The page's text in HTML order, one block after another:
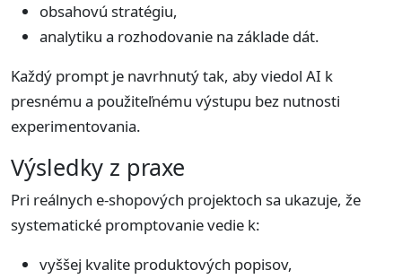
obsahovú stratégiu,
analytiku a rozhodovanie na základe dát.
Každý prompt je navrhnutý tak, aby viedol AI k
presnému a použiteľnému výstupu bez nutnosti
experimentovania.
Výsledky z praxe
Pri reálnych e-shopových projektoch sa ukazuje, že
systematické promptovanie vedie k:
vyššej kvalite produktových popisov,